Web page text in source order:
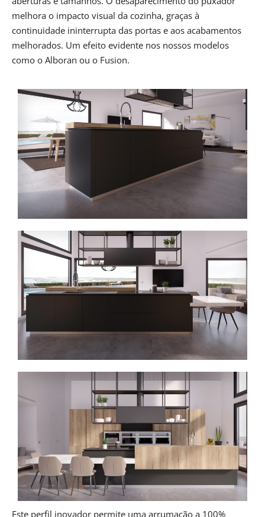
melhora o impacto visual da cozinha, graças à
continuidade ininterrupta das portas e aos acabamentos
melhorados. Um efeito evidente nos nossos modelos
como o Alboran ou o Fusion.
Este perfil inovador permite uma arrumação a 100%